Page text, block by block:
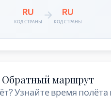
RU
КОД СТРАНЫ
RU
КОД СТРАНЫ
Обратный маршрут
Узнайте время